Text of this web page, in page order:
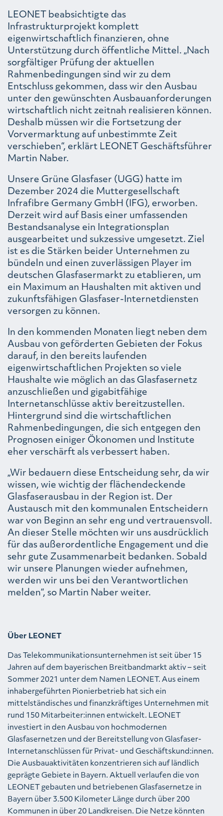
LEONET beabsichtigte das
Infrastrukturprojekt komplett
eigenwirtschaftlich finanzieren, ohne
Unterstützung durch öffentliche Mittel. „Nach
sorgfältiger Prüfung der aktuellen
Rahmenbedingungen sind wir zu dem
Entschluss gekommen, dass wir den Ausbau
unter den gewünschten Ausbauanforderungen
wirtschaftlich nicht zeitnah realisieren können.
Deshalb müssen wir die Fortsetzung der
Vorvermarktung auf unbestimmte Zeit
verschieben“, erklärt LEONET Geschäftsführer
Martin Naber.
Unsere Grüne Glasfaser (UGG) hatte im
Dezember 2024 die Muttergesellschaft
Infrafibre Germany GmbH (IFG), erworben.
Derzeit wird auf Basis einer umfassenden
Bestandsanalyse ein Integrationsplan
ausgearbeitet und sukzessive umgesetzt. Ziel
ist es die Stärken beider Unternehmen zu
bündeln und einen zuverlässigen Player im
deutschen Glasfasermarkt zu etablieren, um
ein Maximum an Haushalten mit aktiven und
zukunftsfähigen Glasfaser-Internetdiensten
versorgen zu können.
In den kommenden Monaten liegt neben dem
Ausbau von geförderten Gebieten der Fokus
darauf, in den bereits laufenden
eigenwirtschaftlichen Projekten so viele
Haushalte wie möglich an das Glasfasernetz
anzuschließen und gigabitfähige
Internetanschlüsse aktiv bereitzustellen.
Hintergrund sind die wirtschaftlichen
Rahmenbedingungen, die sich entgegen den
Prognosen einiger Ökonomen und Institute
eher verschärft als verbessert haben.
„Wir bedauern diese Entscheidung sehr, da wir
wissen, wie wichtig der flächendeckende
Glasfaserausbau in der Region ist. Der
Austausch mit den kommunalen Entscheidern
war von Beginn an sehr eng und vertrauensvoll.
An dieser Stelle möchten wir uns ausdrücklich
für das außerordentliche Engagement und die
sehr gute Zusammenarbeit bedanken. Sobald
wir unsere Planungen wieder aufnehmen,
werden wir uns bei den Verantwortlichen
melden“, so Martin Naber weiter.
Über LEONET
Das Telekommunikationsunternehmen ist seit über 15
Jahren auf dem bayerischen Breitbandmarkt aktiv – seit
Sommer 2021 unter dem Namen LEONET. Aus einem
inhabergeführten Pionierbetrieb hat sich ein
mittelständisches und finanzkräftiges Unternehmen mit
rund 150 Mitarbeiter:innen entwickelt. LEONET
investiert in den Ausbau von hochmodernen
Glasfasernetzen und der Bereitstellung von Glasfaser-
Internetanschlüssen für Privat- und Geschäftskund:innen.
Die Ausbauaktivitäten konzentrieren sich auf ländlich
geprägte Gebiete in Bayern. Aktuell verlaufen die von
LEONET gebauten und betriebenen Glasfasernetze in
Bayern über 3.500 Kilometer Länge durch über 200
Kommunen in über 20 Landkreisen. Die Netze könnten